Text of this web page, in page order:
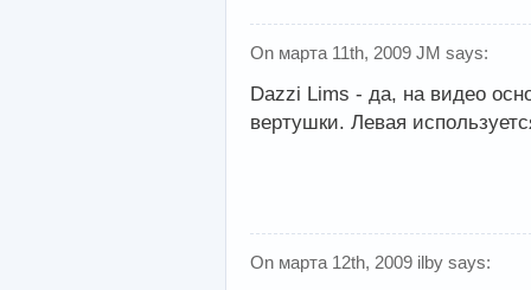
On марта 11th, 2009 JM says:
Dazzi Lims - да, на видео
вертушки. Левая
On марта 12th, 2009 ilby says: